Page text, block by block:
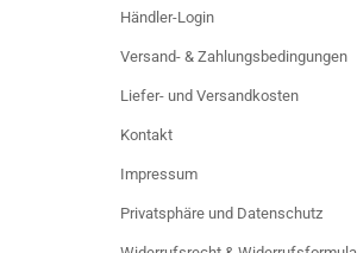
Händler-Login
Versand- & Zahlungsbedingungen
Liefer- und Versandkosten
Kontakt
Impressum
Privatsphäre und Datenschutz